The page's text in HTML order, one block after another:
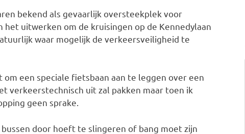
bekend als gevaarlijk oversteekplek voor
uitwerken om de kruisingen op de Kennedylaan
waar mogelijk de verkeersveiligheid te
een speciale fietsbaan aan te leggen over een
verkeerstechnisch uit zal pakken maar toen ik
geen sprake.
door hoeft te slingeren of bang moet zijn